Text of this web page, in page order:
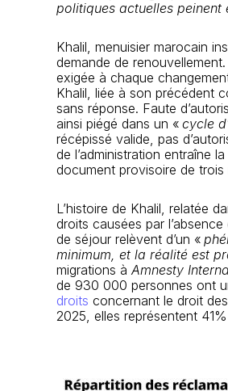
politiques actuelles
Khalil, menuisier marocain
demande de
exigée à chaque
Khalil, liée à son précédent
sans réponse. Faute
ainsi piégé dans un « cycle
récépissé valide, pas
de l’administration entraîne
document provisoire de
L’histoire de Khalil, relatée
droits causées par
de séjour relèvent d’un «
minimum, et la réalité est
migrations à Amnesty
de 930 000 personnes ont
droits concernant le droit
2025, elles représentent